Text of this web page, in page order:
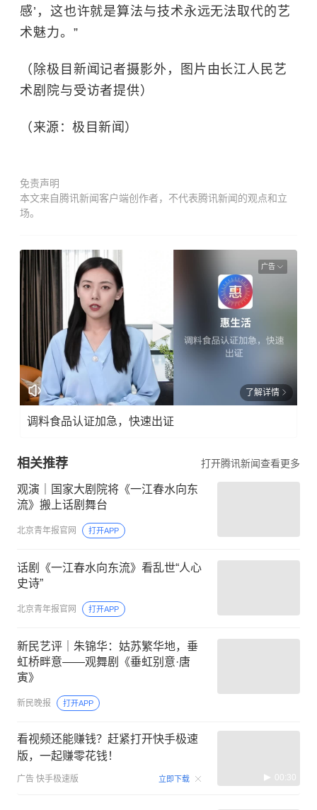
感’，这也许就是算法与技术永远无法取代的艺
术魅力。”
（除极目新闻记者摄影外，图片由长江人民艺
术剧院与受访者提供）
（来源：极目新闻）
免责声明
本文来自腾讯新闻客户端创作者，不代表腾讯新闻的观点和立
场。
广告
了解详情
调料食品认证加急，快速出证
相关推荐 打开腾讯新闻查看更多
观演｜国家大剧院将《一江春水向东
流》搬上话剧舞台
北京青年报官网 打开APP
话剧《一江春水向东流》看乱世“人心
史诗”
北京青年报官网 打开APP
新民艺评｜朱锦华：姑苏繁华地，垂
虹桥畔意——观舞剧《垂虹别意·唐
寅》
新民晚报 打开APP
看视频还能赚钱？赶紧打开快手极速
版，一起赚零花钱！
广告 快手极速版 立即下载 00:30